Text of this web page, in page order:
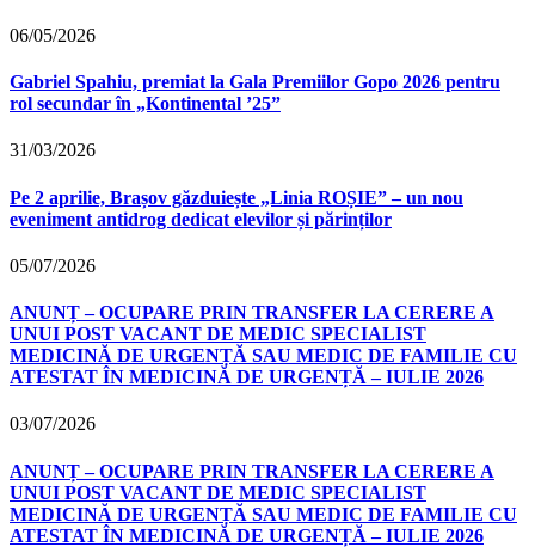
06/05/2026
Gabriel Spahiu, premiat la Gala Premiilor Gopo 2026 pentru
rol secundar în „Kontinental ’25”
31/03/2026
Pe 2 aprilie, Brașov găzduiește „Linia ROȘIE” – un nou
eveniment antidrog dedicat elevilor și părinților
05/07/2026
ANUNȚ – OCUPARE PRIN TRANSFER LA CERERE A
UNUI POST VACANT DE MEDIC SPECIALIST
MEDICINĂ DE URGENȚĂ SAU MEDIC DE FAMILIE CU
ATESTAT ÎN MEDICINĂ DE URGENȚĂ – IULIE 2026
03/07/2026
ANUNȚ – OCUPARE PRIN TRANSFER LA CERERE A
UNUI POST VACANT DE MEDIC SPECIALIST
MEDICINĂ DE URGENȚĂ SAU MEDIC DE FAMILIE CU
ATESTAT ÎN MEDICINĂ DE URGENȚĂ – IULIE 2026